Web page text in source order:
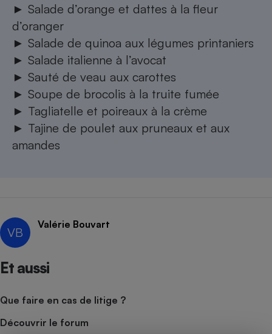
► Salade d’orange et dattes à la fleur
d’oranger
► Salade de quinoa aux légumes printaniers
► Salade italienne à l’avocat
► Sauté de veau aux carottes
► Soupe de brocolis à la truite fumée
► Tagliatelle et poireaux à la crème
► Tajine de poulet aux pruneaux et aux
amandes
VB
Valérie Bouvart
Et aussi
Que faire en cas de litige ?
Découvrir le forum